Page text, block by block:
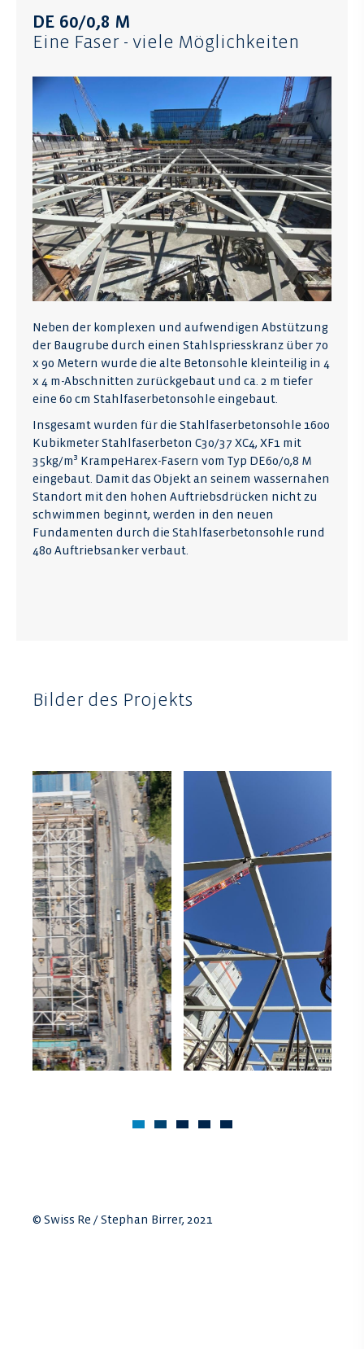
DE 60/0,8 M
Eine Faser - viele Möglichkeiten
Neben der komplexen und aufwendigen Abstützung
der Baugrube durch einen Stahlspriesskranz über 70
x 90 Metern wurde die alte Betonsohle kleinteilig in 4
x 4 m-Abschnitten zurückgebaut und ca. 2 m tiefer
eine 60 cm Stahlfaserbetonsohle eingebaut.
Insgesamt wurden für die Stahlfaserbetonsohle 1600
Kubikmeter Stahlfaserbeton C30/37 XC4, XF1 mit
35kg/m³ KrampeHarex-Fasern vom Typ DE60/0,8 M
eingebaut. Damit das Objekt an seinem wassernahen
Standort mit den hohen Auftriebsdrücken nicht zu
schwimmen beginnt, werden in den neuen
Fundamenten durch die Stahlfaserbetonsohle rund
480 Auftriebsanker verbaut.
Bilder des Projekts
© Swiss Re / Stephan Birrer, 2021